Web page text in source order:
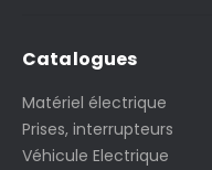
Catalogues
Matériel électrique
Prises, interrupteurs
Véhicule Electrique